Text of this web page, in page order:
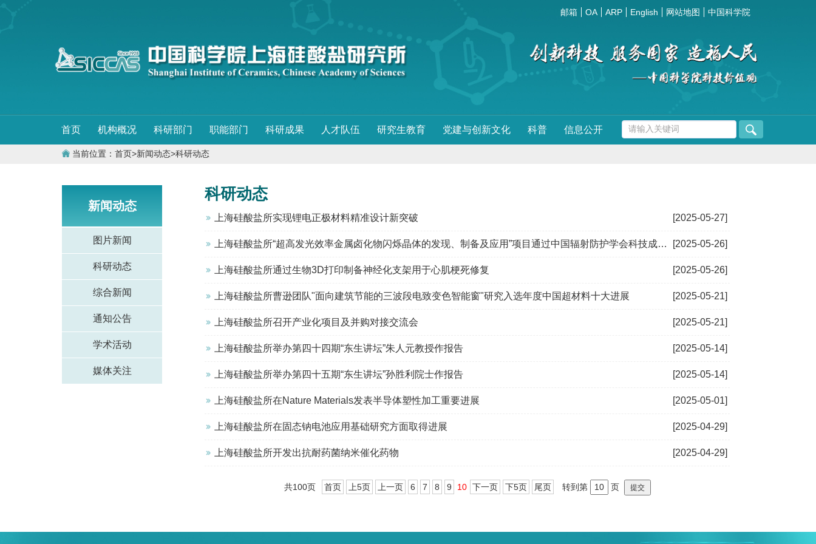
邮箱 OA ARP English 网站地图 中国科学院
首页 机构概况 科研部门 职能部门 科研成果 人才队伍 研究生教育 党建与创新文化 科普 信息公开
当前位置： 首页>新闻动态>科研动态
新闻动态
图片新闻
科研动态
综合新闻
通知公告
学术活动
媒体关注
科研动态
[2025-05-27]
上海硅酸盐所实现锂电正极材料精准设计新突破
[2025-05-26]
上海硅酸盐所“超高发光效率金属卤化物闪烁晶体的发现、制备及应用”项目通过中国辐射防护学会科技成果鉴定
[2025-05-26]
上海硅酸盐所通过生物3D打印制备神经化支架用于心肌梗死修复
[2025-05-21]
上海硅酸盐所曹逊团队"面向建筑节能的三波段电致变色智能窗"研究入选年度中国超材料十大进展
[2025-05-21]
上海硅酸盐所召开产业化项目及并购对接交流会
[2025-05-14]
上海硅酸盐所举办第四十四期“东生讲坛”朱人元教授作报告
[2025-05-14]
上海硅酸盐所举办第四十五期“东生讲坛”孙胜利院士作报告
[2025-05-01]
上海硅酸盐所在Nature Materials发表半导体塑性加工重要进展
[2025-04-29]
上海硅酸盐所在固态钠电池应用基础研究方面取得进展
[2025-04-29]
上海硅酸盐所开发出抗耐药菌纳米催化药物
共100页 首页 上5页 上一页 6 7 8 9 10 下一页 下5页 尾页 转到第 页